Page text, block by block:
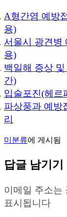
A형간염 예방
용)
서울시 광견병
용)
백일해 증상
간)
입술포진(헤르
파상풍과 예방
리
미분류에 게시됨
답글 남기기
이메일 주소는
표시됩니다